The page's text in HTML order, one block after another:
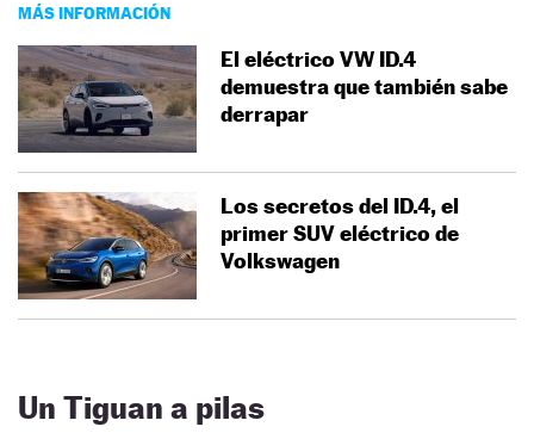
MÁS INFORMACIÓN
El eléctrico VW ID.4
demuestra que también sabe
derrapar
Los secretos del ID.4, el
primer SUV eléctrico de
Volkswagen
Un Tiguan a pilas